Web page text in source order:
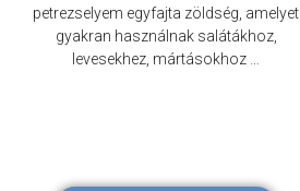
petrezselyem egyfajta zöldség, amelyet
gyakran használnak salátákhoz,
levesekhez, mártásokhoz …